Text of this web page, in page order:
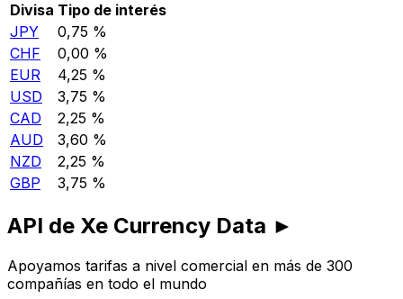
Divisa Tipo de interés
JPY
0,75 %
CHF
0,00 %
EUR
4,25 %
USD
3,75 %
CAD
2,25 %
AUD
3,60 %
NZD
2,25 %
GBP
3,75 %
API de Xe Currency Data ►
Apoyamos tarifas a nivel comercial en más de 300
compañías en todo el mundo